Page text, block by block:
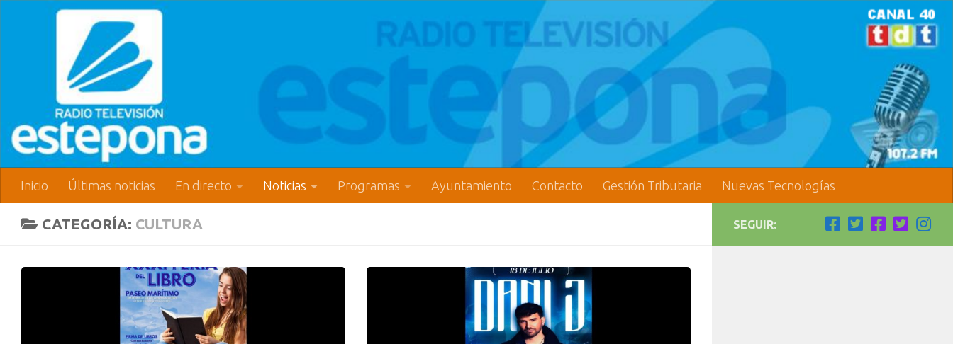
Inicio Últimas noticias En directo Noticias Programas Ayuntamiento Contacto Gestión Tributaria Nuevas Tecnologías
CATEGORÍA: CULTURA SEGUIR: